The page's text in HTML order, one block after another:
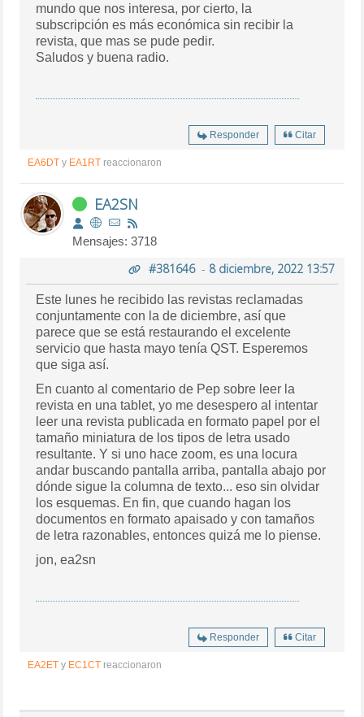
mundo que nos interesa, por cierto, la
subscripción es más económica sin recibir la
revista, que mas se pude pedir.
Saludos y buena radio.
Responder Citar
EA6DT y EA1RT reaccionaron
EA2SN
Mensajes: 3718
#381646- 8 diciembre, 2022 13:57
Este lunes he recibido las revistas reclamadas
conjuntamente con la de diciembre, así que
parece que se está restaurando el excelente
servicio que hasta mayo tenía QST. Esperemos
que siga así.
En cuanto al comentario de Pep sobre leer la
revista en una tablet, yo me desespero al intentar
leer una revista publicada en formato papel por el
tamaño miniatura de los tipos de letra usado
resultante. Y si uno hace zoom, es una locura
andar buscando pantalla arriba, pantalla abajo por
dónde sigue la columna de texto... eso sin olvidar
los esquemas. En fin, que cuando hagan los
documentos en formato apaisado y con tamaños
de letra razonables, entonces quizá me lo piense.
jon, ea2sn
Responder Citar
EA2ET y EC1CT reaccionaron